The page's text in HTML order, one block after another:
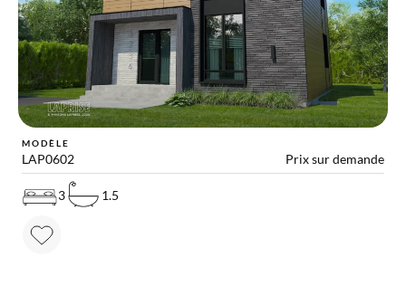
MODÈLE
LAP0602 Prix sur demande
3 1.5